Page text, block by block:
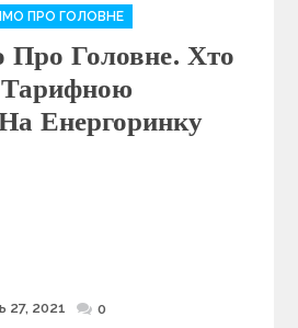
ПРО ГОЛОВНЕ
Про Головне. Хто
Енергоринку
Posted
27, 2021 0